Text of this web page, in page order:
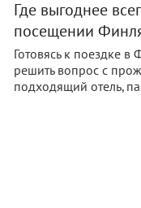
Где выгоднее
посещении
Готовясь к поездке
решить вопрос с
подходящий отель,